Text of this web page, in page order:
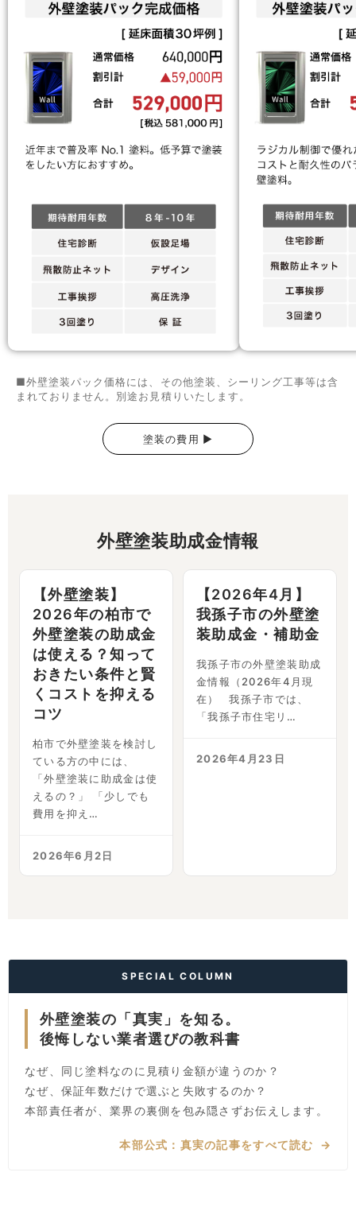
■外壁塗装パック価格には、その他塗装、シーリング工事等は含
まれておりません。別途お見積りいたします。
塗装の費用 ▶
外壁塗装助成金情報
【外壁塗装】
2026年の柏市で
外壁塗装の助成金
は使える？知って
おきたい条件と賢
くコストを抑える
コツ
柏市で外壁塗装を検討し
ている方の中には、
「外壁塗装に助成金は使
えるの？」 「少しでも
費用を抑え…
2026年6月2日
【2026年4月】
我孫子市の外壁塗
装助成金・補助金
我孫子市の外壁塗装助成
金情報（2026年4月現
在） 我孫子市では、
「我孫子市住宅リ…
2026年4月23日
SPECIAL COLUMN
外壁塗装の「真実」を知る。
後悔しない業者選びの教科書
なぜ、同じ塗料なのに見積り金額が違うのか？
なぜ、保証年数だけで選ぶと失敗するのか？
本部責任者が、業界の裏側を包み隠さずお伝えします。
本部公式：真実の記事をすべて読む